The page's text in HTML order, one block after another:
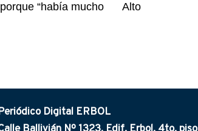
“había mucho
Alto
Digital ERBOL